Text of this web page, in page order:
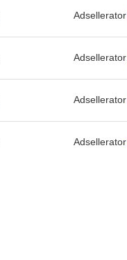
Adsellerator
Adsellerator
Adsellerator
Adsellerator